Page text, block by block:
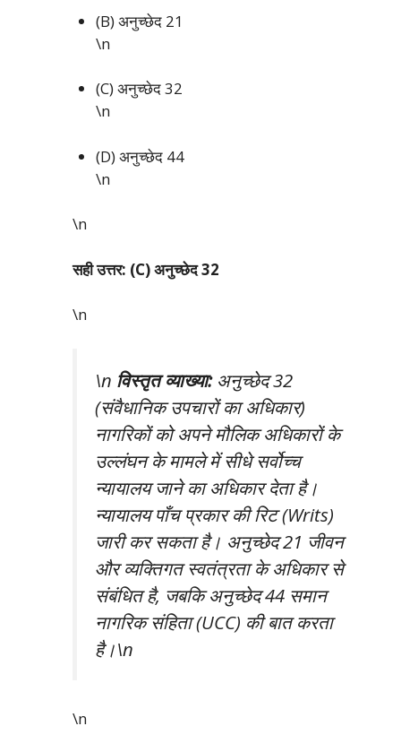
(B) अनुच्छेद 21
\n
(C) अनुच्छेद 32
\n
(D) अनुच्छेद 44
\n
\n
सही उत्तर: (C) अनुच्छेद 32
\n
\n विस्तृत व्याख्या:अनुच्छेद 32
(संवैधानिक उपचारों का अधिकार)
नागरिकों को अपने मौलिक अधिकारों के
उल्लंघन के मामले में सीधे सर्वोच्च
न्यायालय जाने का अधिकार देता है।
न्यायालय पाँच प्रकार की रिट (Writs)
जारी कर सकता है। अनुच्छेद 21 जीवन
और व्यक्तिगत स्वतंत्रता के अधिकार से
संबंधित है, जबकि अनुच्छेद 44 समान
नागरिक संहिता (UCC) की बात करता
है।\n
\n